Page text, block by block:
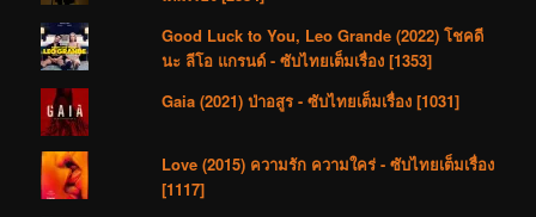
Good Luck to You, Leo Grande (2022) โชคดี
นะ ลีโอ แกรนด์ - ซับไทยเต็มเรื่อง [1353]
Gaia (2021) ป่าอสูร - ซับไทยเต็มเรื่อง [1031]
Love (2015) ความรัก ความใคร่ - ซับไทยเต็มเรื่อง
[1117]